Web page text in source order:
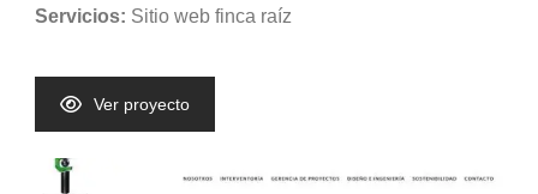
Servicios: Sitio web finca raíz
Ver proyecto